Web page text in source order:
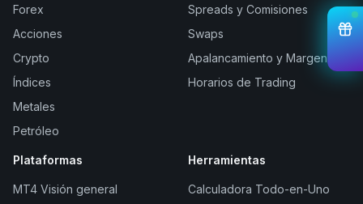
Forex
Acciones
Crypto
Índices
Metales
Petróleo
Spreads y Comisiones
Swaps
Apalancamiento y Margen
Horarios de Trading
Plataformas
MT4 Visión general
Herramientas
Calculadora Todo-en-Uno